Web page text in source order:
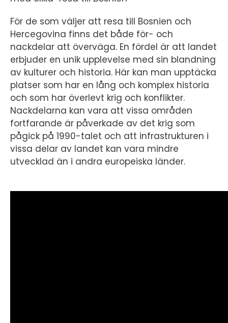
För de som väljer att resa till Bosnien och
Hercegovina finns det både för- och
nackdelar att överväga. En fördel är att landet
erbjuder en unik upplevelse med sin blandning
av kulturer och historia. Här kan man upptäcka
platser som har en lång och komplex historia
och som har överlevt krig och konflikter.
Nackdelarna kan vara att vissa områden
fortfarande är påverkade av det krig som
pågick på 1990-talet och att infrastrukturen i
vissa delar av landet kan vara mindre
utvecklad än i andra europeiska länder.